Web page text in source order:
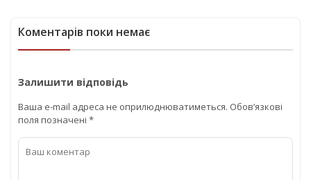
Коментарів поки немає
Залишити відповідь
Ваша e-mail адреса не оприлюднюватиметься. Обов’язкові
поля позначені *